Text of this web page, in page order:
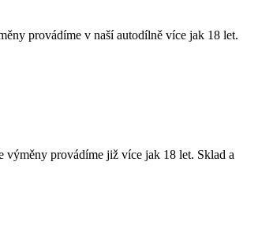
provádíme v naší autodílně více jak 18 let.
výměny provádíme již více jak 18 let. Sklad a